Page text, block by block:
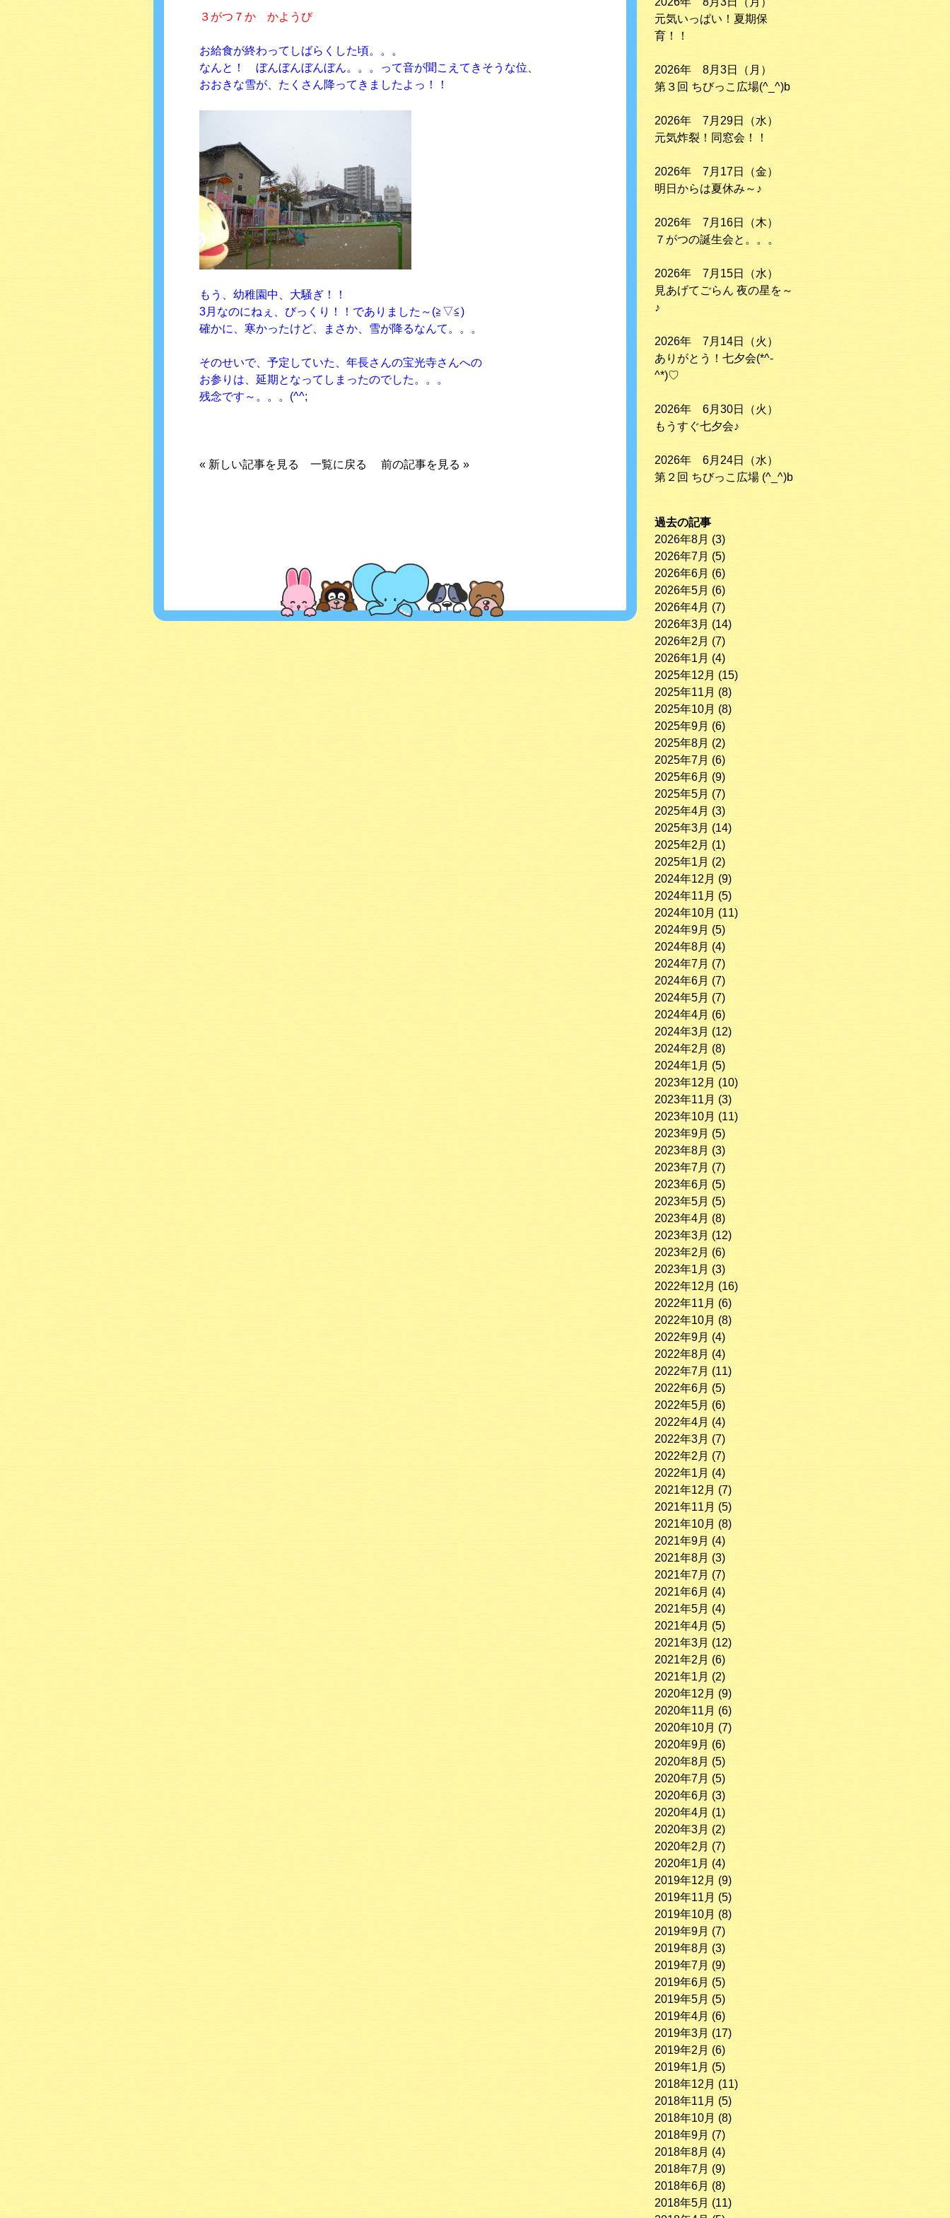
３がつ７か かようび
お給食が終わってしばらくした頃。。。
なんと！ ぼんぼんぼんぼん。。。って音が聞こえてきそうな位、
おおきな雪が、たくさん降ってきましたよっ！！
もう、幼稚園中、大騒ぎ！！
3月なのにねぇ、びっくり！！でありました～(≧▽≦)
確かに、寒かったけど、まさか、雪が降るなんて。。。
そのせいで、予定していた、年長さんの宝光寺さんへの
お参りは、延期となってしまったのでした。。。
残念です～。。。(^^;
« 新しい記事を見る 一覧に戻る 前の記事を見る »
元気いっぱい！夏期保
育！！
2026年 8月3日（月）
第３回 ちびっこ広場(^_^)b
2026年 7月29日（水）
元気炸裂！同窓会！！
2026年 7月17日（金）
明日からは夏休み～♪
2026年 7月16日（木）
７がつの誕生会と。。。
2026年 7月15日（水）
見あげてごらん 夜の星を～
♪
2026年 7月14日（火）
ありがとう！七夕会(*^-
^*)♡
2026年 6月30日（火）
もうすぐ七夕会♪
2026年 6月24日（水）
第２回 ちびっこ広場 (^_^)b
過去の記事
2026年8月 (3)
2026年7月 (5)
2026年6月 (6)
2026年5月 (6)
2026年4月 (7)
2026年3月 (14)
2026年2月 (7)
2026年1月 (4)
2025年12月 (15)
2025年11月 (8)
2025年10月 (8)
2025年9月 (6)
2025年8月 (2)
2025年7月 (6)
2025年6月 (9)
2025年5月 (7)
2025年4月 (3)
2025年3月 (14)
2025年2月 (1)
2025年1月 (2)
2024年12月 (9)
2024年11月 (5)
2024年10月 (11)
2024年9月 (5)
2024年8月 (4)
2024年7月 (7)
2024年6月 (7)
2024年5月 (7)
2024年4月 (6)
2024年3月 (12)
2024年2月 (8)
2024年1月 (5)
2023年12月 (10)
2023年11月 (3)
2023年10月 (11)
2023年9月 (5)
2023年8月 (3)
2023年7月 (7)
2023年6月 (5)
2023年5月 (5)
2023年4月 (8)
2023年3月 (12)
2023年2月 (6)
2023年1月 (3)
2022年12月 (16)
2022年11月 (6)
2022年10月 (8)
2022年9月 (4)
2022年8月 (4)
2022年7月 (11)
2022年6月 (5)
2022年5月 (6)
2022年4月 (4)
2022年3月 (7)
2022年2月 (7)
2022年1月 (4)
2021年12月 (7)
2021年11月 (5)
2021年10月 (8)
2021年9月 (4)
2021年8月 (3)
2021年7月 (7)
2021年6月 (4)
2021年5月 (4)
2021年4月 (5)
2021年3月 (12)
2021年2月 (6)
2021年1月 (2)
2020年12月 (9)
2020年11月 (6)
2020年10月 (7)
2020年9月 (6)
2020年8月 (5)
2020年7月 (5)
2020年6月 (3)
2020年4月 (1)
2020年3月 (2)
2020年2月 (7)
2020年1月 (4)
2019年12月 (9)
2019年11月 (5)
2019年10月 (8)
2019年9月 (7)
2019年8月 (3)
2019年7月 (9)
2019年6月 (5)
2019年5月 (5)
2019年4月 (6)
2019年3月 (17)
2019年2月 (6)
2019年1月 (5)
2018年12月 (11)
2018年11月 (5)
2018年10月 (8)
2018年9月 (7)
2018年8月 (4)
2018年7月 (9)
2018年6月 (8)
2018年5月 (11)